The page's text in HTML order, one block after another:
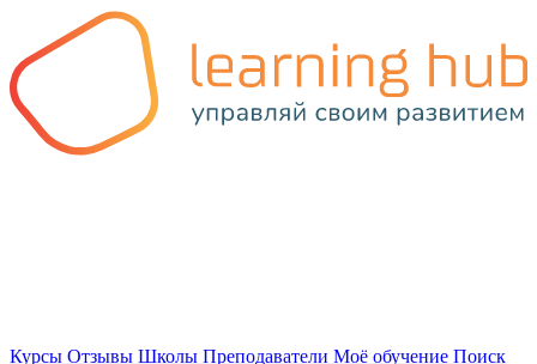
Курсы Отзывы Школы Преподаватели Моё обучение Поиск